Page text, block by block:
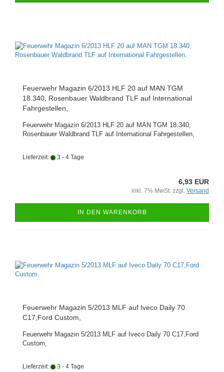
Feuerwehr Magazin 6/2013 HLF 20 auf MAN TGM
18.340, Rosenbauer Waldbrand TLF auf International
Fahrgestellen,
Feuerwehr Magazin 6/2013 HLF 20 auf MAN TGM 18.340,
Rosenbauer Waldbrand TLF auf International Fahrgestellen,
Lieferzeit: 3 - 4 Tage
6,93 EUR
inkl. 7% MwSt. zzgl. Versand
IN DEN WARENKORB
Feuerwehr Magazin 5/2013 MLF auf Iveco Daily 70
C17,Ford Custom,
Feuerwehr Magazin 5/2013 MLF auf Iveco Daily 70 C17,Ford
Custom,
Lieferzeit: 3 - 4 Tage